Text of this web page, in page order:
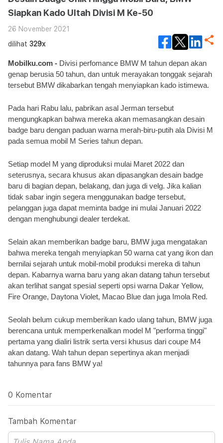
Siapkan Kado Ultah Divisi M Ke-50
26 November 2021
dilihat 329x
Mobilku.com - Divisi perfomance BMW M tahun depan akan
genap berusia 50 tahun, dan untuk merayakan tonggak sejarah
tersebut BMW dikabarkan tengah menyiapkan kado istimewa.
Pada hari Rabu lalu, pabrikan asal Jerman tersebut
mengungkapkan bahwa mereka akan memasangkan desain
badge baru dengan paduan warna merah-biru-putih ala Divisi M
pada semua mobil M Series tahun depan.
Setiap model M yang diproduksi mulai Maret 2022 dan
seterusnya, secara khusus akan dipasangkan desain badge
baru di bagian depan, belakang, dan juga di velg. Jika kalian
tidak sabar ingin segera menggunakan badge tersebut,
pelanggan juga dapat meminta badge ini mulai Januari 2022
dengan menghubungi dealer terdekat.
Selain akan memberikan badge baru, BMW juga mengatakan
bahwa mereka tengah menyiapkan 50 warna cat yang ikon dan
bernilai sejarah untuk mobil-mobil produksi mereka di tahun
depan. Kabarnya warna baru yang akan datang tahun tersebut
akan terlihat sangat spesial seperti opsi warna Dakar Yellow,
Fire Orange, Daytona Violet, Macao Blue dan juga Imola Red.
Seolah belum cukup memberikan kado ulang tahun, BMW juga
berencana untuk memperkenalkan model M "performa tinggi"
pertama yang dialiri listrik serta versi khusus dari coupe M4
akan datang. Wah tahun depan sepertinya akan menjadi
tahunnya para fans BMW ya!
0 Komentar
Tambah Komentar